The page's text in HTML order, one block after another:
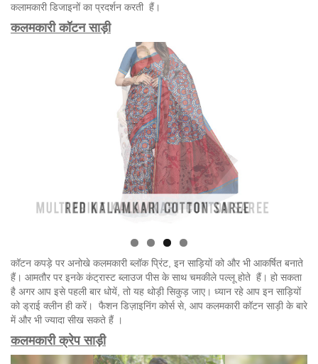
कलामकारी डिजाइनों का प्रदर्शन करती हैं।
कलमकारी कॉटन साड़ी
कॉटन कपड़े पर अनोखे कलमकारी ब्लॉक प्रिंट, इन साड़ियों को और भी आकर्षित बनाते
हैं। आमतौर पर इनके कंट्रास्ट ब्लाउज पीस के साथ चमकीले पल्लू होते हैं। हो सकता
है अगर आप इसे पहली बार धोयें, तो यह थोड़ी सिकुड़ जाए। ध्यान रहे आप इन साड़ियों
को ड्राई क्लीन ही करें। फैशन डिज़ाइनिंग कोर्स से, आप कलमकारी कॉटन साड़ी के बारे
में और भी ज्यादा सीख सकते हैं ।
कलमकारी क्रेप साड़ी